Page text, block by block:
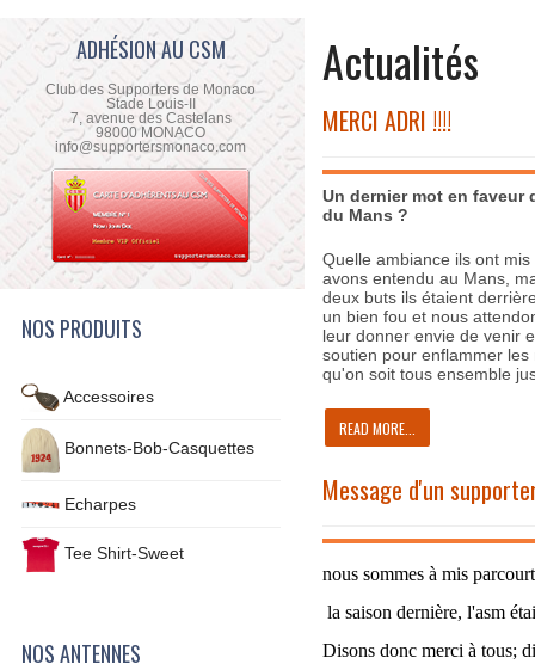
ADHÉSION AU CSM
Club des Supporters de Monaco
Stade Louis-II
7, avenue des Castelans
98000 MONACO
info@supportersmonaco.com
NOS PRODUITS
Accessoires
Bonnets-Bob-Casquettes
Echarpes
Tee Shirt-Sweet
NOS ANTENNES
Actualités
MERCI ADRI !!!!
Un dernier mot en faveur
du Mans ?
Quelle ambiance ils ont
avons entendu au Mans,
deux buts ils étaient
un bien fou et nous
leur donner envie de venir
soutien pour enflammer
qu'on soit tous ensemble
READ MORE...
Message d'un
nous sommes à mis
la saison dernière, l'asm
Disons donc merci à tous;